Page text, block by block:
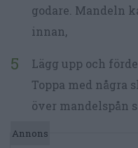
godare. Mandeln
innan,
Lägg upp och
Toppa med några
över mandelspån